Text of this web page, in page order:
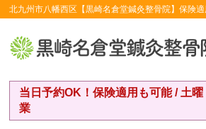
北九州市八幡西区【黒崎名倉堂鍼灸整骨院】保険
当日予約OK！保険適用も可能 / 土
業